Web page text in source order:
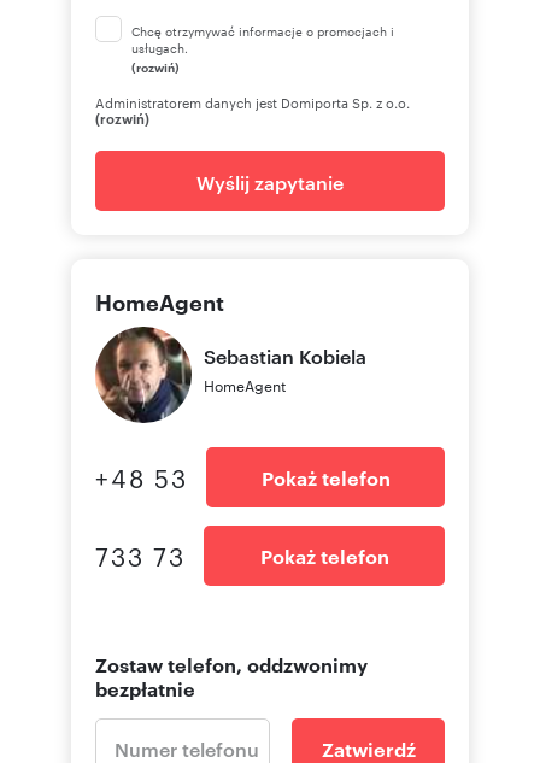
Chcę otrzymywać informacje o promocjach i
usługach.
(rozwiń)
Administratorem danych jest Domiporta Sp. z o.o.
(rozwiń)
Wyślij zapytanie
HomeAgent
Sebastian Kobiela
HomeAgent
+48 53 Pokaż telefon
733 73 Pokaż telefon
Zostaw telefon, oddzwonimy
bezpłatnie
Zatwierdź